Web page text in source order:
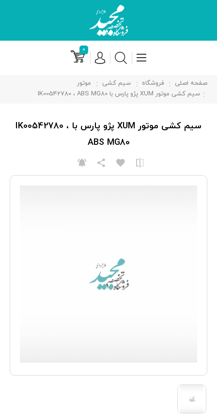
۰
صفحه اصلی فروشگاه سیم کشی
موتور
سیم کشی موتور XUM پژو پارس با IK00542780 ، ABS MG80
سیم کشی موتور XUM پژو پارس با IK00542780 ،
ABS MG80